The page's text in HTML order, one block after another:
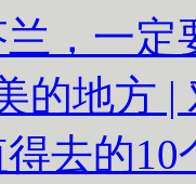
，一定
的地方
去的